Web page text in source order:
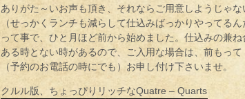
ありがた～いお声も頂き、それならご用意しようじゃな
（せっかくランチも減らして仕込みばっかりやってる
って事で、ひと月ほど前から始めました。仕込みの兼ね
ある時とない時があるので、ご入用な場合は、前もって
（予約のお電話の時にでも）お申し付け下さいませ。
クルル版、ちょっぴりリッチなQuatre – Quarts